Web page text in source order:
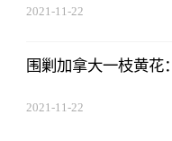
2021-11-22
围剿加拿大一枝黄花
2021-11-22